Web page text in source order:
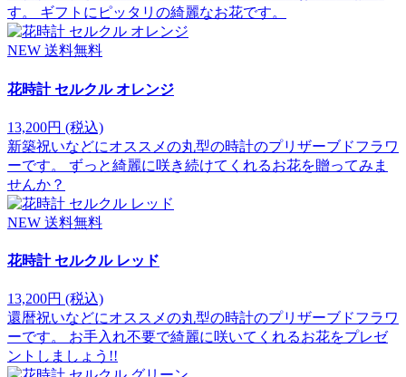
す。 ギフトにピッタリの綺麗なお花です。
NEW 送料無料
花時計 セルクル オレンジ
13,200円 (税込)
新築祝いなどにオススメの丸型の時計のプリザーブドフラワ
ーです。 ずっと綺麗に咲き続けてくれるお花を贈ってみま
せんか？
NEW 送料無料
花時計 セルクル レッド
13,200円 (税込)
還暦祝いなどにオススメの丸型の時計のプリザーブドフラワ
ーです。 お手入れ不要で綺麗に咲いてくれるお花をプレゼ
ントしましょう!!